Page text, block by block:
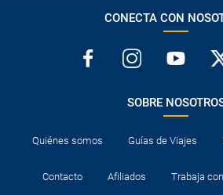
CONECTA CON
SOBRE
Quiénes somos Guías de Viajes
Contacto Afiliados Trabaja